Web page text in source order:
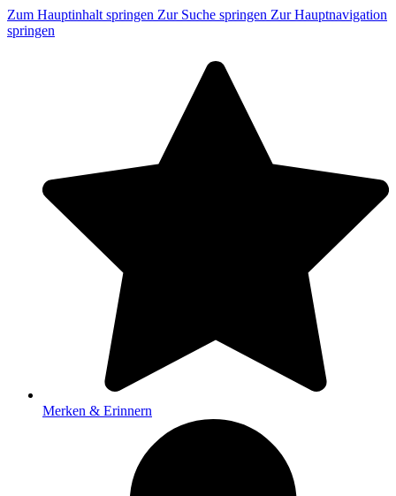
Zum Hauptinhalt springen Zur Suche springen Zur Hauptnavigation
springen
Merken & Erinnern